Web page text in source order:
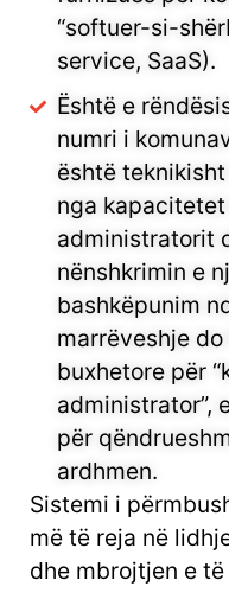
“softuer-si-
service, SaaS).
Është e
numri i
është
nga
administratorit
nënshkrimin e
bashkëpunim
marrëveshje
buxhetore për
administrator”,
për
ardhmen.
Sistemi i
më të reja në
dhe mbrojtjen e